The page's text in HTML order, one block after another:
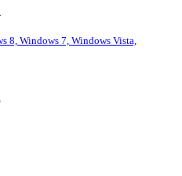
8, Windows 7, Windows Vista,